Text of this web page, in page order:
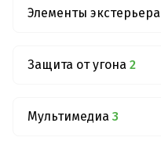
Элементы экстерьера
Защита от угона 2
Мультимедиа 3